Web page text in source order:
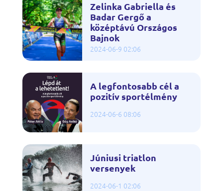
Zelinka Gabriella és
Badar Gergő a
középtávú Országos
Bajnok
2024-06-9 02:06
A legfontosabb cél a
pozitív sportélmény
2024-06-6 08:06
Júniusi triatlon
versenyek
2024-06-1 02:06